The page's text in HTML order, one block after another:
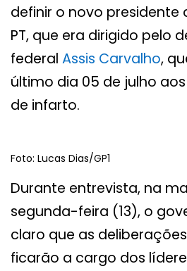
definir o novo presidente
PT, que era dirigido pelo
federal Assis Carvalho,
último dia 05 de julho
de infarto.
Foto: Lucas Dias/GP1
Durante entrevista, na
segunda-feira (13), o
claro que as
ficarão a cargo dos